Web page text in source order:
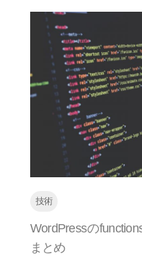
技術
WordPressの
まとめ